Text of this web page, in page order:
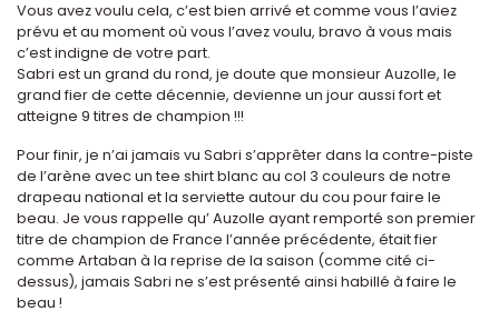
Vous avez voulu cela, c’est bien arrivé et comme vous l’aviez
prévu et au moment où vous l’avez voulu, bravo à vous mais
c’est indigne de votre part.
Sabri est un grand du rond, je doute que monsieur Auzolle, le
grand fier de cette décennie, devienne un jour aussi fort et
atteigne 9 titres de champion !!!
Pour finir, je n’ai jamais vu Sabri s’apprêter dans la contre-piste
de l’arène avec un tee shirt blanc au col 3 couleurs de notre
drapeau national et la serviette autour du cou pour faire le
beau. Je vous rappelle qu’ Auzolle ayant remporté son premier
titre de champion de France l’année précédente, était fier
comme Artaban à la reprise de la saison (comme cité ci-
dessus), jamais Sabri ne s’est présenté ainsi habillé à faire le
beau !